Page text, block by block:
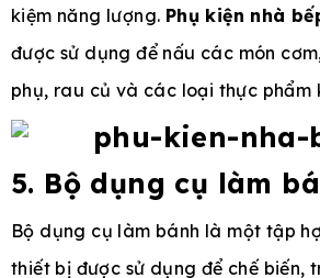
kiệm năng lượng. Phụ kiện nhà
được sử dụng để nấu các món
phụ, rau củ và các loại thực phẩm
5. Bộ dụng cụ làm
Bộ dụng cụ làm bánh là một tập
thiết bị được sử dụng để chế biến,